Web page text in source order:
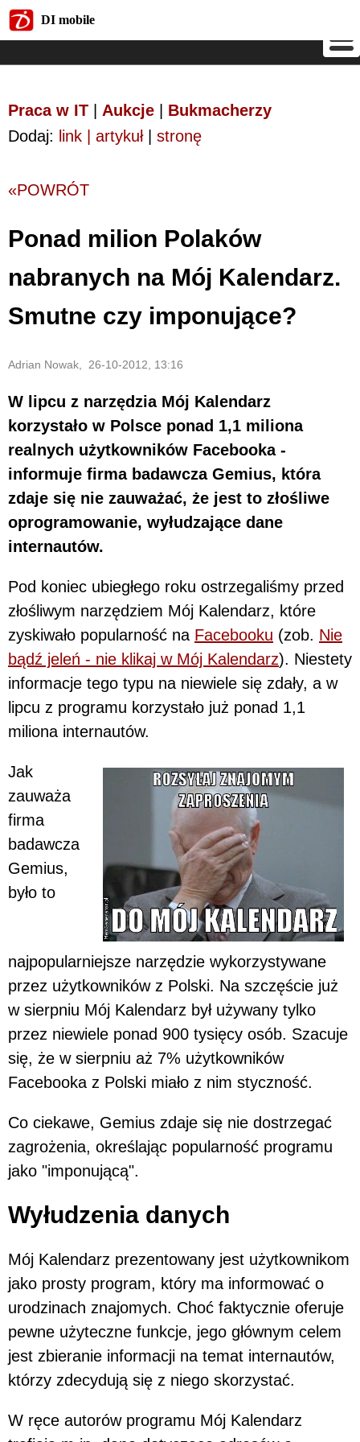
DI mobile
Praca w IT Aukcje
Bukmacherzy
Dodaj: link | artykuł| stronę
«POWRÓT
Ponad milion Polaków
nabranych na Mój Kalendarz.
Smutne czy imponujące?
Adrian Nowak, 26-10-2012, 13:16
W lipcu z narzędzia Mój Kalendarz
korzystało w Polsce ponad 1,1 miliona
realnych użytkowników Facebooka -
informuje firma badawcza Gemius, która
zdaje się nie zauważać, że jest to złośliwe
oprogramowanie, wyłudzające dane
internautów.
Pod koniec ubiegłego roku ostrzegaliśmy przed
złośliwym narzędziem Mój Kalendarz, które
zyskiwało popularność na Facebooku (zob. Nie
bądź jeleń - nie klikaj w Mój Kalendarz). Niestety
informacje tego typu na niewiele się zdały, a w
lipcu z programu korzystało już ponad 1,1
miliona internautów.
Jak
zauważa
firma
badawcza
Gemius,
było to
najpopularniejsze narzędzie wykorzystywane
przez użytkowników z Polski. Na szczęście już
w sierpniu Mój Kalendarz był używany tylko
przez niewiele ponad 900 tysięcy osób. Szacuje
się, że w sierpniu aż 7% użytkowników
Facebooka z Polski miało z nim styczność.
Co ciekawe, Gemius zdaje się nie dostrzegać
zagrożenia, określając popularność programu
jako "imponującą".
Wyłudzenia danych
Mój Kalendarz prezentowany jest użytkownikom
jako prosty program, który ma informować o
urodzinach znajomych. Choć faktycznie oferuje
pewne użyteczne funkcje, jego głównym celem
jest zbieranie informacji na temat internautów,
którzy zdecydują się z niego skorzystać.
W ręce autorów programu Mój Kalendarz
DI mobile